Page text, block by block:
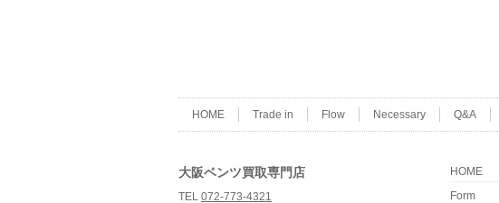
HOME Trade in Flow Necessary Q&A
大阪ベンツ買取専門店
TEL 072-773-4321
HOME
Form